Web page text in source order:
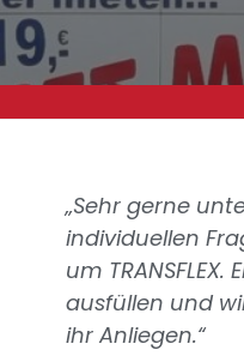
„Sehr gerne
individuellen
um
ausfüllen und
ihr Anliegen.“